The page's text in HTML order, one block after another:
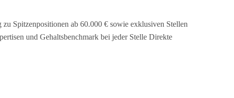
Spitzenpositionen ab 60.000 € sowie exklusiven Stellen
und Gehaltsbenchmark bei jeder Stelle Direkte